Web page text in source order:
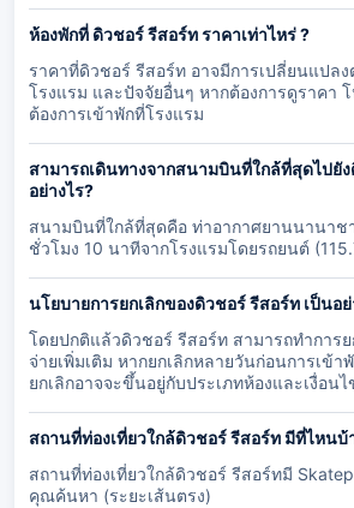
ห้องพักที่ ดิวชอร์ รีสอร์ท ราคาเท่าไหร่ ?
ราคาที่ดิวชอร์ รีสอร์ท อาจมีการเปลี่ยนแปล
โรงแรม และปัจจัยอื่นๆ หากต้องการดูราคา
ต้องการเข้าพักที่โรงแรม
สามารถเดินทางจากสนามบินที่ใกล้ที่สุดไปยั
อย่างไร?
สนามบินที่ใกล้ที่สุดคือ ท่าอากาศยานนานา
ชั่วโมง 10 นาทีจากโรงแรมโดยรถยนต์
นโยบายการยกเลิกของดิวชอร์ รีสอร์ท เป็นอย่
โดยปกติแล้วดิวชอร์ รีสอร์ท สามารถทำการ
จ่ายเพิ่มเติม หากยกเลิกหลายวันก่อนการเข้า
ยกเลิกอาจจะขึ้นอยู่กับประเภทห้องและเงื่อนไ
สถานที่ท่องเที่ยวใกล้ดิวชอร์ รีสอร์ท มีที่ไหนบ้
สถานที่ท่องเที่ยวใกล้ดิวชอร์ รีสอร์ทมี
คุณค้นหา (ระยะเส้นตรง)